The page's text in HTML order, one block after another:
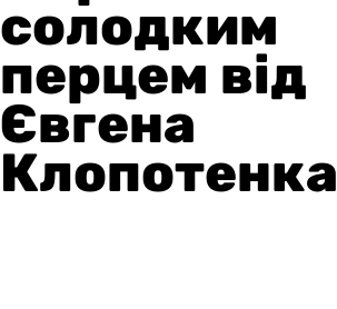
солодким
перцем від
Євгена
Клопотенка